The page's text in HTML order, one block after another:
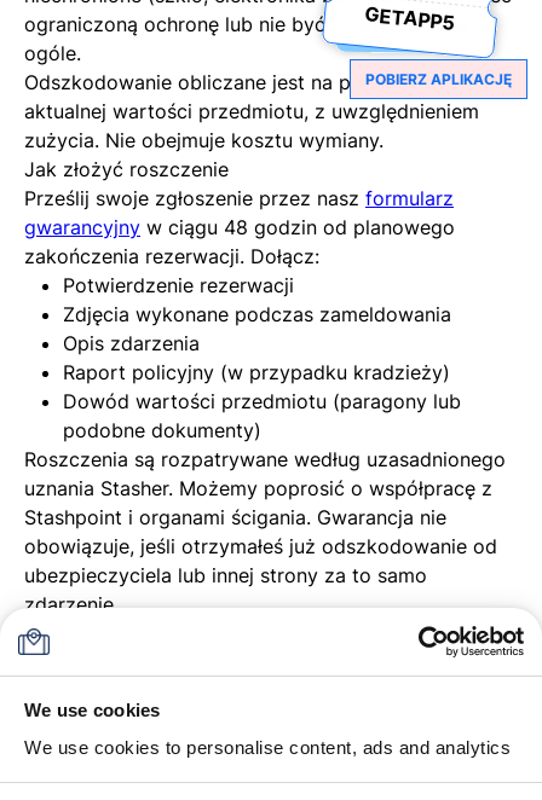
We use cookies
We use cookies to personalise content, ads and analytics
ograniczoną ochronę lub nie być objęte ochroną w
ogóle.
Odszkodowanie obliczane jest na podstawie
aktualnej wartości przedmiotu, z uwzględnieniem
zużycia. Nie obejmuje kosztu wymiany.
Jak złożyć roszczenie
Prześlij swoje zgłoszenie przez nasz formularz
gwarancyjny w ciągu 48 godzin od planowego
zakończenia rezerwacji. Dołącz:
Potwierdzenie rezerwacji
Zdjęcia wykonane podczas zameldowania
Opis zdarzenia
Raport policyjny (w przypadku kradzieży)
Dowód wartości przedmiotu (paragony lub
podobne dokumenty)
Roszczenia są rozpatrywane według uzasadnionego
uznania Stasher. Możemy poprosić o współpracę z
Stashpoint i organami ścigania. Gwarancja nie
obowiązuje, jeśli otrzymałeś już odszkodowanie od
ubezpieczyciela lub innej strony za to samo
zdarzenie.
Wyłączenia
Gwarancja nie obejmuje: przedmiotów zabronionych,
porzuconych toreb nieodebranych w rozsądnym
czasie ani żadnego Zdarzenia Katastroficznego
(wojny, terroryzmu, zamieszek, pożaru, klęsk
GETAPP5
POBIERZ APLIKACJĘ